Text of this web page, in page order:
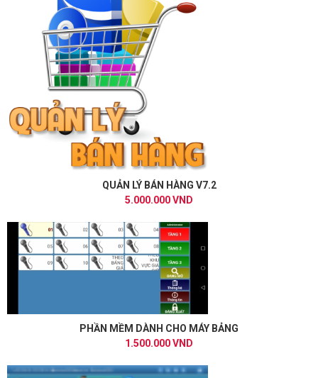
QUẢN LÝ BÁN HÀNG V7.2
5.000.000 VND
PHẦN MỀM DÀNH CHO MÁY BẢNG
1.500.000 VND